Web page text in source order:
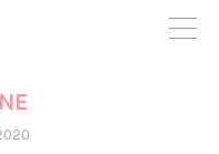
necesitándote para poder
del proyecto y